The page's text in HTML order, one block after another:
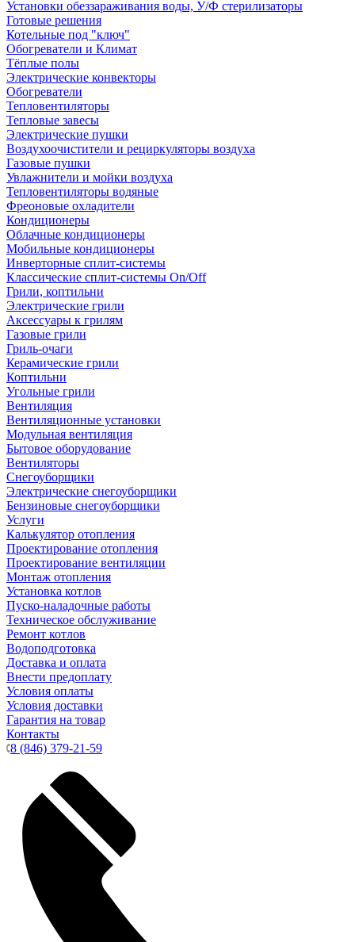
Установки обеззараживания воды, У/Ф стерилизаторы
Готовые решения
Котельные под "ключ"
Обогреватели и Климат
Тёплые полы
Электрические конвекторы
Обогреватели
Тепловентиляторы
Тепловые завесы
Электрические пушки
Воздухоочистители и рециркуляторы воздуха
Газовые пушки
Увлажнители и мойки воздуха
Тепловентиляторы водяные
Фреоновые охладители
Кондиционеры
Облачные кондиционеры
Мобильные кондиционеры
Инверторные сплит-системы
Классические сплит-системы On/Off
Грили, коптильни
Электрические грили
Аксессуары к грилям
Газовые грили
Гриль-очаги
Керамические грили
Коптильни
Угольные грили
Вентиляция
Вентиляционные установки
Модульная вентиляция
Бытовое оборудование
Вентиляторы
Снегоуборщики
Электрические снегоуборщики
Бензиновые снегоуборщики
Услуги
Калькулятор отопления
Проектирование отопления
Проектирование вентиляции
Монтаж отопления
Установка котлов
Пуско-наладочные работы
Техническое обслуживание
Ремонт котлов
Водоподготовка
Доставка и оплата
Внести предоплату
Условия оплаты
Условия доставки
Гарантия на товар
Контакты
8 (846) 379-21-59